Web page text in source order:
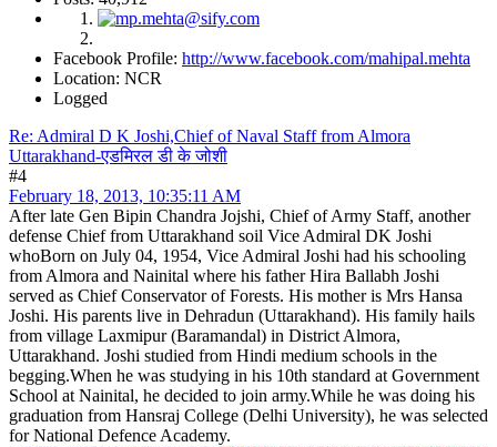
Facebook Profile: http://www.facebook.com/mahipal.mehta
Location: NCR
Logged
Re: Admiral D K Joshi,Chief of Naval Staff from Almora
Uttarakhand-एडमिरल डी के जोशी
#4
February 18, 2013, 10:35:11 AM
After late Gen Bipin Chandra Jojshi, Chief of Army Staff, another
defense Chief from Uttarakhand soil Vice Admiral DK Joshi
whoBorn on July 04, 1954, Vice Admiral Joshi had his schooling
from Almora and Nainital where his father Hira Ballabh Joshi
served as Chief Conservator of Forests. His mother is Mrs Hansa
Joshi. His parents live in Dehradun (Uttarakhand). His family hails
from village Laxmipur (Baramandal) in District Almora,
Uttarakhand. Joshi studied from Hindi medium schools in the
begging.When he was studying in his 10th standard at Government
School at Nainital, he decided to join army.While he was doing his
graduation from Hansraj College (Delhi University), he was selected
for National Defence Academy.